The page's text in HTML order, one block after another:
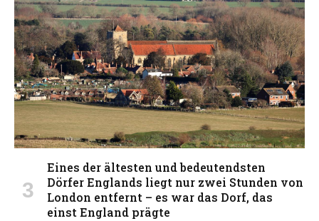
Eines der ältesten und bedeutendsten
Dörfer Englands liegt nur zwei Stunden von
London entfernt – es war das Dorf, das
einst England prägte